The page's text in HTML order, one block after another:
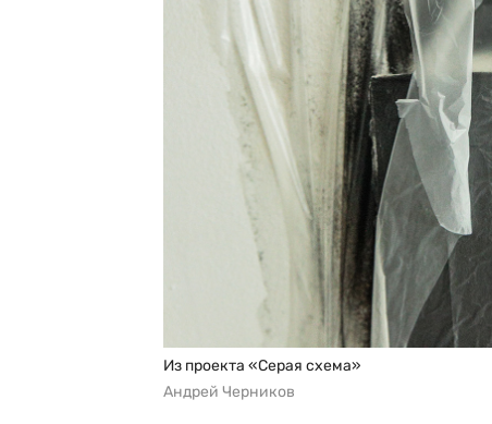
Из проекта «Серая схема»
Андрей Черников